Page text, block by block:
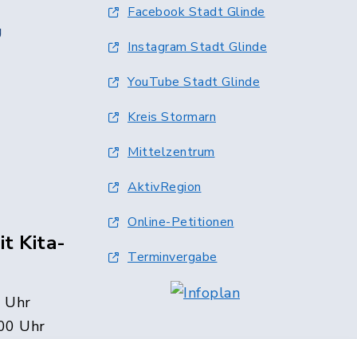
Kita-
Uhr
Uhr
Facebook Stadt Glinde
Instagram Stadt Glinde
YouTube Stadt Glinde
Kreis Stormarn
Mittelzentrum
AktivRegion
Online-Petitionen
Terminvergabe